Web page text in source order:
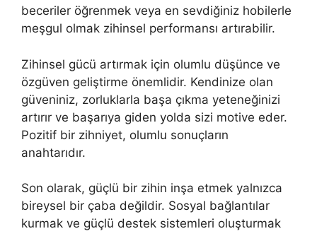
beceriler öğrenmek veya en sevdiğiniz hobilerle
meşgul olmak zihinsel performansı artırabilir.
Zihinsel gücü artırmak için olumlu düşünce ve
özgüven geliştirme önemlidir. Kendinize olan
güveniniz, zorluklarla başa çıkma yeteneğinizi
artırır ve başarıya giden yolda sizi motive eder.
Pozitif bir zihniyet, olumlu sonuçların
anahtarıdır.
Son olarak, güçlü bir zihin inşa etmek yalnızca
bireysel bir çaba değildir. Sosyal bağlantılar
kurmak ve güçlü destek sistemleri oluşturmak